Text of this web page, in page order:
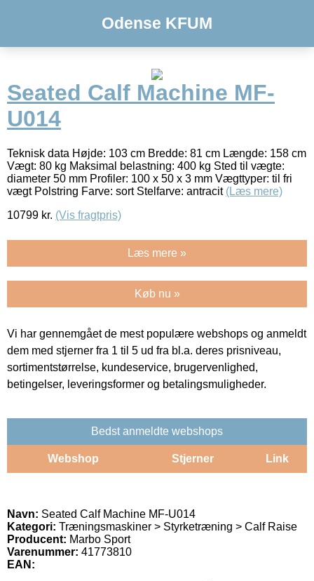
Odense KFUM
Seated Calf Machine MF-
U014
Teknisk data Højde: 103 cm Bredde: 81 cm Længde: 158 cm
Vægt: 80 kg Maksimal belastning: 400 kg Sted til vægte:
diameter 50 mm Profiler: 100 x 50 x 3 mm Vægttyper: til fri
vægt Polstring Farve: sort Stelfarve: antracit (Læs mere)
10799 kr. (Vis fragtpris)
Læs mere »
Køb nu »
Vi har gennemgået de mest populære webshops og anmeldt
dem med stjerner fra 1 til 5 ud fra bl.a. deres prisniveau,
sortimentstørrelse, kundeservice, brugervenlighed,
betingelser, leveringsformer og betalingsmuligheder.
Bedst anmeldte webshops
Webshop Stjerner Link
Navn: Seated Calf Machine MF-U014
Kategori: Træningsmaskiner > Styrketræning > Calf Raise
Producent: Marbo Sport
Varenummer: 41773810
EAN: